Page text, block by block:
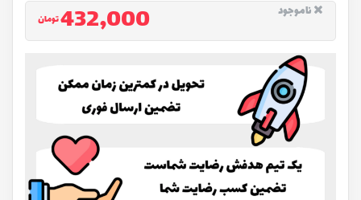
ناموجود 432,000تومان